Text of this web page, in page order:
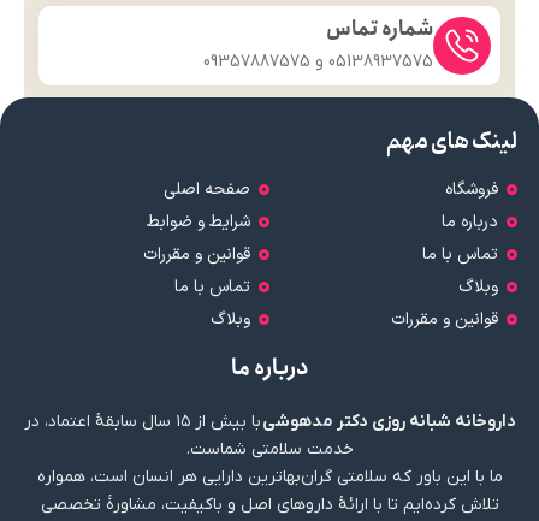
شماره تماس
05138937575 و 09357887575
لینک های مهم
فروشگاه
درباره ما
تماس با ما
وبلاگ
قوانین و مقررات
صفحه اصلی
شرایط و ضوابط
قوانین و مقررات
تماس با ما
وبلاگ
درباره ما
داروخانه شبانه روزی دکتر مدهوشی
با بیش از ۱۵ سال سابقهٔ اعتماد، در
خدمت سلامتی شماست.
ما با این باور که سلامتی گران‌بهاترین دارایی هر انسان است، همواره
تلاش کرده‌ایم تا با ارائهٔ داروهای اصل و باکیفیت، مشاورهٔ تخصصی